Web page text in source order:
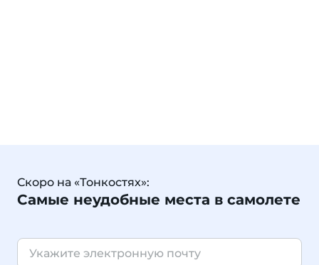
Скоро на «Тонкостях»:
Самые неудобные места в самолете